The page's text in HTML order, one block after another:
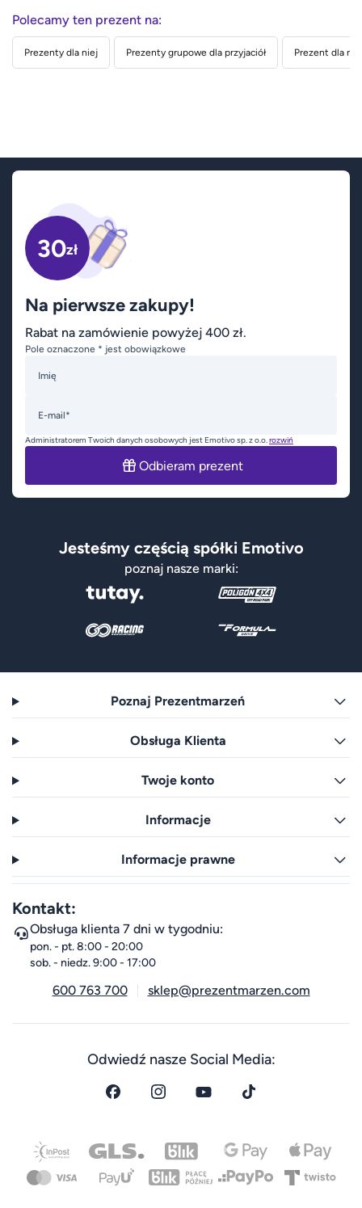
Polecamy ten prezent na:
Prezenty dla niej Prezenty grupowe dla przyjaciół Prezent dla
30zł
Na pierwsze zakupy!
Rabat na zamówienie powyżej 400 zł.
Pole oznaczone * jest obowiązkowe
Imię
E-mail*
Administratorem Twoich danych osobowych jest Emotivo sp. z o.o.rozwiń
Odbieram prezent
Jesteśmy częścią spółki Emotivo
poznaj nasze marki:
Poznaj Prezentmarzeń
Obsługa Klienta
Twoje konto
Informacje
Informacje prawne
Kontakt:
Obsługa klienta 7 dni w tygodniu:
pon. - pt. 8:00 - 20:00
sob. - niedz. 9:00 - 17:00
600 763 700 sklep@prezentmarzen.com
Odwiedź nasze Social Media: